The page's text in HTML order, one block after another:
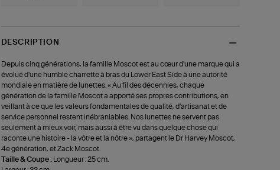
DESCRIPTION
Depuis cinq générations, la famille Moscot est au cœur d'une marque qui a
évolué d'une humble charrette à bras du Lower East Side à une autorité
mondiale en matière de lunettes. « Au fil des décennies, chaque
génération de la famille Moscot a apporté ses propres contributions, en
veillant à ce que les valeurs fondamentales de qualité, d'artisanat et de
service personnel restent inébranlables. Nos lunettes ne servent pas
seulement à mieux voir, mais aussi à être vu dans quelque chose qui
raconte une histoire - la vôtre et la nôtre », partagent le Dr Harvey Moscot,
4e génération, et Zack Moscot.
Taille & Coupe :
Longueur : 25 cm.